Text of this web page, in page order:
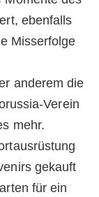
ebenfalls
Misserfolge
anderem die
Verein
mehr.
gekauft
für ein